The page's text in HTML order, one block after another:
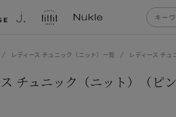
レディース チュニック（ニット）一覧 レディース チ
チュニック（ニット）（ピ